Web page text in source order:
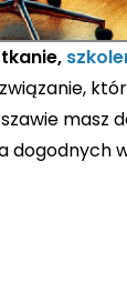
masz
dogodnych